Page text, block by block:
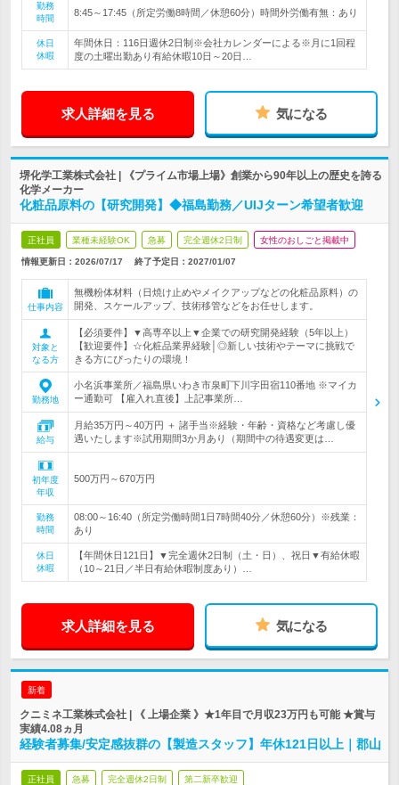
勤務
時間
8:45～17:45（所定労働8時間／休憩60分）時間外労働有無：あり
休日
休暇
年間休日：116日週休2日制※会社カレンダーによる※月に1回程
度の土曜出勤あり有給休暇10日～20日…
求人詳細を見る 気になる
堺化学工業株式会社 | 《プライム市場上場》創業から90年以上の歴史を誇る
化学メーカー
化粧品原料の【研究開発】◆福島勤務／UIJターン希望者歓迎
正社員 業種未経験OK 急募 完全週休2日制 女性のおしごと掲載中
情報更新日：2026/07/17 終了予定日： 2027/01/07
仕事内容
無機粉体材料（日焼け止めやメイクアップなどの化粧品原料）の
開発、スケールアップ、技術移管などをお任せします。
対象と
なる方
【必須要件】▼高専卒以上▼企業での研究開発経験（5年以上）
【歓迎要件】☆化粧品業界経験│◎新しい技術やテーマに挑戦で
きる方にぴったりの環境！
勤務地
小名浜事業所／福島県いわき市泉町下川字田宿110番地 ※マイカ
ー通勤可 【雇入れ直後】上記事業所…
給与
月給35万円～40万円 ＋ 諸手当※経験・年齢・資格など考慮し優
遇いたします※試用期間3か月あり（期間中の待遇変更は…
初年度
年収
500万円～670万円
勤務
時間
08:00～16:40（所定労働時間1日7時間40分／休憩60分）※残業：
あり
休日
休暇
【年間休日121日】▼完全週休2日制（土・日）、祝日▼有給休暇
（10～21日／半日有給休暇制度あり）…
求人詳細を見る 気になる
新着
クニミネ工業株式会社 | 《 上場企業 》★1年目で月収23万円も可能 ★賞与
実績4.08ヵ月
経験者募集/安定感抜群の【製造スタッフ】年休121日以上｜郡山
正社員 急募 完全週休2日制 第二新卒歓迎